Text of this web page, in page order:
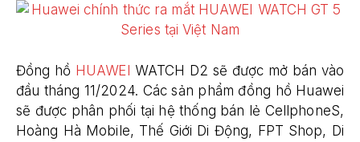
Đồng hồ HUAWEI WATCH D2 sẽ được mở bán vào
đầu tháng 11/2024. Các sản phẩm đồng hồ Huawei
sẽ được phân phối tại hệ thống bán lẻ CellphoneS,
Hoàng Hà Mobile, Thế Giới Di Động, FPT Shop, Di